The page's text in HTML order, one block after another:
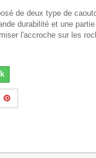
de deux type de
durabilité et une
l'accroche sur les